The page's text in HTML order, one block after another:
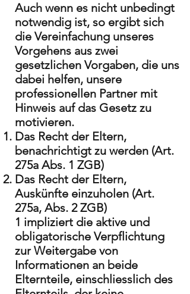
Auch wenn es nicht unbedingt
notwendig ist, so ergibt sich
die Vereinfachung unseres
Vorgehens aus zwei
gesetzlichen Vorgaben, die uns
dabei helfen, unsere
professionellen Partner mit
Hinweis auf das Gesetz zu
motivieren.
Das Recht der Eltern,
benachrichtigt zu werden (Art.
275a Abs. 1 ZGB)
Das Recht der Eltern,
Auskünfte einzuholen (Art.
275a, Abs. 2 ZGB)
1 impliziert die aktive und
obligatorische Verpflichtung
zur Weitergabe von
Informationen an beide
Elternteile, einschliesslich des